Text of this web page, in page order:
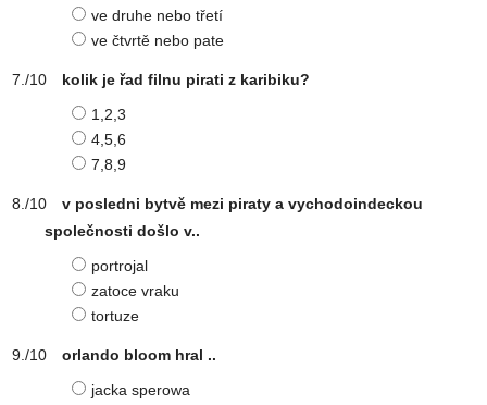
ve druhe nebo třetí
ve čtvrtě nebo pate
kolik je řad filnu pirati z karibiku?
1,2,3
4,5,6
7,8,9
v posledni bytvě mezi piraty a vychodoindeckou
společnosti došlo v..
portrojal
zatoce vraku
tortuze
orlando bloom hral ..
jacka sperowa